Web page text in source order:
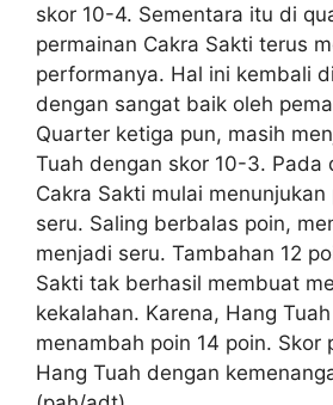
skor 10-4. Sementara itu di
permainan Cakra Sakti terus
performanya. Hal ini kembali
dengan sangat baik oleh
Quarter ketiga pun, masih
Tuah dengan skor 10-3. Pada
Cakra Sakti mulai
seru. Saling berbalas poin,
menjadi seru. Tambahan 12
Sakti tak berhasil membuat
kekalahan. Karena, Hang
menambah poin 14 poin. Skor
Hang Tuah dengan